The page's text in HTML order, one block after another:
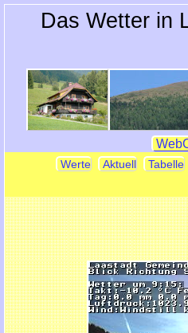
Das Wetter in
Werte Aktuell Tabelle